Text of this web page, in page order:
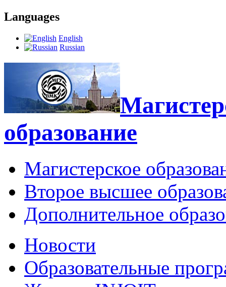
Languages
English
Russian
образование
Магистерское
Второе высшее
Дополнительное
Новости
Образовательные